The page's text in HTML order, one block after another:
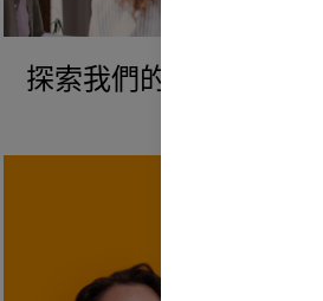
探索我們的文化